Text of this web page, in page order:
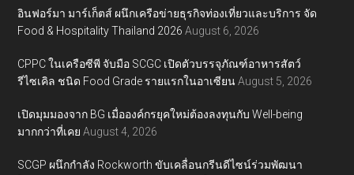
อินฟอร์มา มาร์เก็ตส์ ผนึกเครือข่ายธุรกิจท่องเที่ยวและบริการ จัด
Food & Hospitality Thailand 2026 August 6, 2026
CPPC ในเครือซีพี จับมือ SCGC เปิดตัวบรรจุภัณฑ์อาหารสัตว์
รีไซเคิล ชนิด Food Grade รายแรกในอาเซียน August 5, 2026
เปิดมุมมองจาก BG เมื่อองค์กรยุคใหม่ต้องลงทุนกับ Well-being
มากกว่าที่เคย August 4, 2026
SCGP ผนึกกำลัง Rockworth ขับเคลื่อนกรีนดีไซน์ร่วมพัฒนา